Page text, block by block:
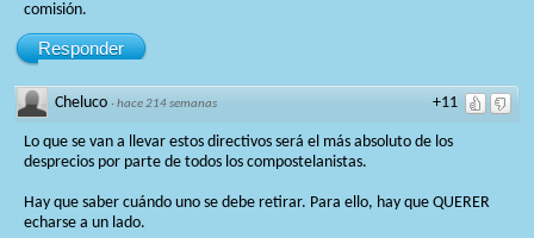
comisión.
Responder
+11
Cheluco ·hace 214 semanas
Lo que se van a llevar estos directivos será el más absoluto de los
desprecios por parte de todos los compostelanistas.
Hay que saber cuándo uno se debe retirar. Para ello, hay que QUERER
echarse a un lado.